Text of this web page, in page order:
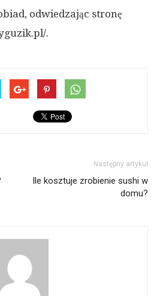
odwiedzając stronę
.
Następny artykuł
Ile kosztuje zrobienie sushi w
domu?